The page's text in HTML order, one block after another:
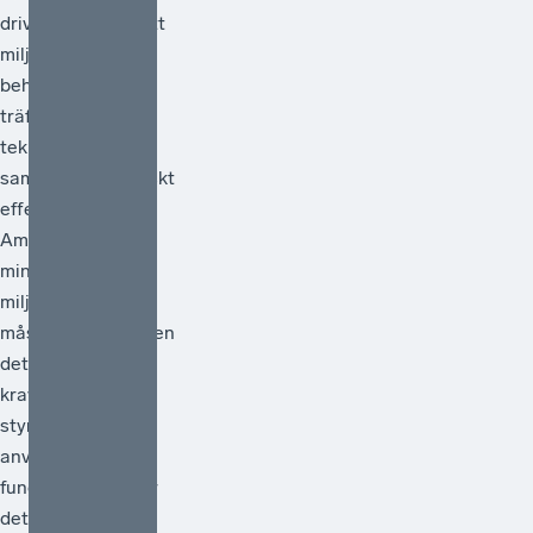
drivit frågan om att
miljöpolitiken
behöver vara
träffsäker,
teknikneutral och
samhällsekonomiskt
effektiv.[1]
Ambitionen att
minska
miljöpåverkan
måste vara hög men
det måste också
kraven på att de
styrmedel som
används faktiskt
fungerar. Därför är
det välkomme...